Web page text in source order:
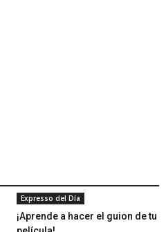
Expresso del Día
¡Aprende a hacer el guion de tu